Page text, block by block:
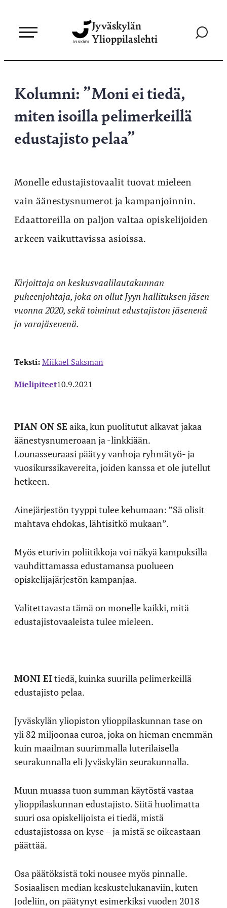
sisältöön
Jyväskylän
Ylioppilaslehti
Siirry
Kolumni: ”Moni ei tiedä,
miten isoilla pelimerkeillä
edustajisto pelaa”
Monelle edustajistovaalit tuovat mieleen
vain äänestysnumerot ja kampanjoinnin.
Edaattoreilla on paljon valtaa opiskelijoiden
arkeen vaikuttavissa asioissa.
Kirjoittaja on keskusvaalilautakunnan
puheenjohtaja, joka on ollut Jyyn hallituksen jäsen
vuonna 2020, sekä toiminut edustajiston jäsenenä
ja varajäsenenä.
Teksti:Miikael Saksman
Mielipiteet10.9.2021
PIAN ON SE aika, kun puolitutut alkavat jakaa
äänestysnumeroaan ja -linkkiään.
Lounasseuraasi päätyy vanhoja ryhmätyö- ja
vuosikurssikavereita, joiden kanssa et ole jutellut
hetkeen.
Ainejärjestön tyyppi tulee kehumaan: ”Sä olisit
mahtava ehdokas, lähtisitkö mukaan”.
Myös eturivin poliitikkoja voi näkyä kampuksilla
vauhdittamassa edustamansa puolueen
opiskelijajärjestön kampanjaa.
Valitettavasta tämä on monelle kaikki, mitä
edustajistovaaleista tulee mieleen.
MONI EItiedä, kuinka suurilla pelimerkeillä
edustajisto pelaa.
Jyväskylän yliopiston ylioppilaskunnan tase on
yli 82 miljoonaa euroa, joka on hieman enemmän
kuin maailman suurimmalla luterilaisella
seurakunnalla eli Jyväskylän seurakunnalla.
Muun muassa tuon summan käytöstä vastaa
ylioppilaskunnan edustajisto. Siitä huolimatta
suuri osa opiskelijoista ei tiedä, mistä
edustajistossa on kyse – ja mistä se oikeastaan
päättää.
Osa päätöksistä toki nousee myös pinnalle.
Sosiaalisen median keskustelukanaviin, kuten
Jodeliin, on päätynyt esimerkiksi vuoden 2018